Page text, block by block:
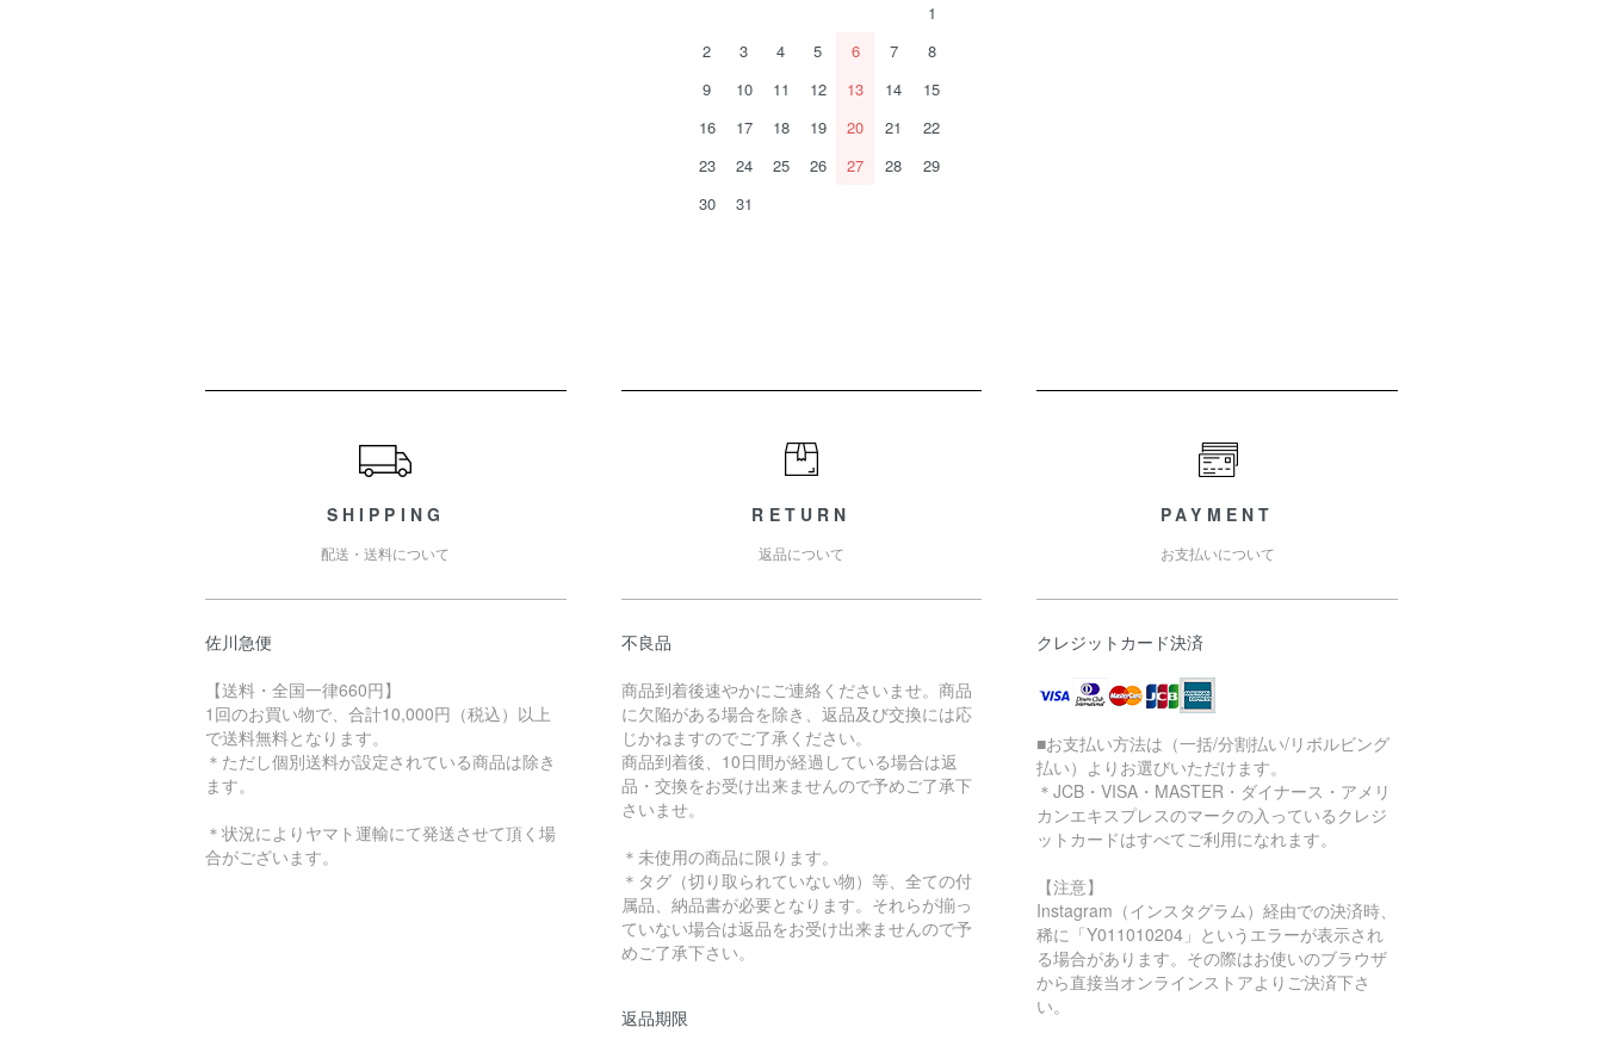
1
2
3 4 5 6 7
8
9
10 11 12 13 14
15
16
17 18 19 20 21
22
23
24 25 26 27 28
29
30
31
SHIPPING
配送・送料について
佐川急便
【送料・全国一律660円】
1回のお買い物で、合計10,000円（税込）以上
で送料無料となります。
＊ただし個別送料が設定されている商品は除き
ます。
＊状況によりヤマト運輸にて発送させて頂く場
合がございます。
RETURN
返品について
不良品
商品到着後速やかにご連絡くださいませ。商品
に欠陥がある場合を除き、返品及び交換には応
じかねますのでご了承ください。
商品到着後、10日間が経過している場合は返
品・交換をお受け出来ませんので予めご了承下
さいませ。
＊未使用の商品に限ります。
＊タグ（切り取られていない物）等、全ての付
属品、納品書が必要となります。それらが揃っ
ていない場合は返品をお受け出来ませんので予
めご了承下さい。
返品期限
PAYMENT
お支払いについて
クレジットカード決済
■お支払い方法は（一括/分割払い/リボルビング
払い）よりお選びいただけます。
＊JCB・VISA・MASTER・ダイナース・アメリ
カンエキスプレスのマークの入っているクレジ
ットカードはすべてご利用になれます。
【注意】
Instagram（インスタグラム）経由での決済時、
稀に「Y011010204」というエラーが表示され
る場合があります。その際はお使いのブラウザ
から直接当オンラインストアよりご決済下さ
い。